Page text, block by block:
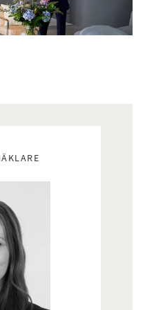
Ett väl omhändertaget
möjligheter att trivas